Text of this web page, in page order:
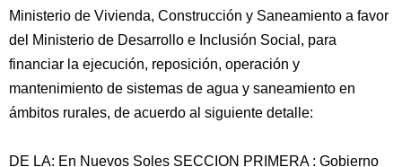
Ministerio de Vivienda, Construcción y Saneamiento a favor
del Ministerio de Desarrollo e Inclusión Social, para
financiar la ejecución, reposición, operación y
mantenimiento de sistemas de agua y saneamiento en
ámbitos rurales, de acuerdo al siguiente detalle:
DE LA: En Nuevos Soles SECCION PRIMERA : Gobierno